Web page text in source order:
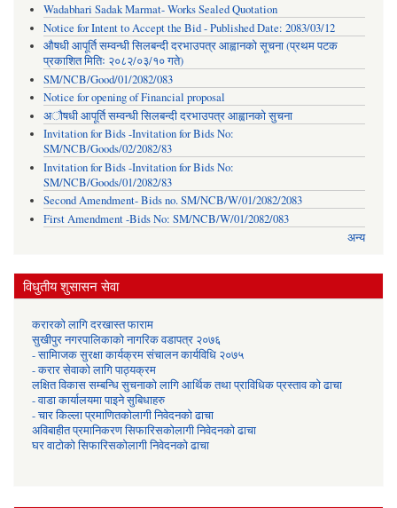
Wadabhari Sadak Marmat- Works Sealed Quotation
Notice for Intent to Accept the Bid - Published Date: 2083/03/12
औषधी आपूर्ति सम्वन्धी सिलबन्दी दरभाउपत्र आह्वानको सूचना (प्रथम पटक
प्रकाशित मितिः २०८२/०३/१० गते)
SM/NCB/Good/01/2082/083
Notice for opening of Financial proposal
अौषधी आपूर्ति सम्वन्धी सिलबन्दी दरभाउपत्र आह्वानको सुचना
Invitation for Bids -Invitation for Bids No:
SM/NCB/Goods/02/2082/83
Invitation for Bids -Invitation for Bids No:
SM/NCB/Goods/01/2082/83
Second Amendment- Bids no. SM/NCB/W/01/2082/2083
First Amendment -Bids No: SM/NCB/W/01/2082/083
अन्य
विधुतीय शुसासन सेवा
करारको लागि दरखास्त फाराम
सुखीपुर नगरपालिकाको नागरिक वडापत्र २०७६
- सामािजक सुरक्षा कार्यक्रम संचालन कार्यविधि २०७५
- करार सेवाको लागि पाठ्यक्रम
लक्षित विकास सम्बन्धि सुचनाको लागि आर्थिक तथा प्राविधिक प्रस्ताव को ढाचा
- वाडा कार्यालयमा पाइने सुबिधाहरु
- चार किल्ला प्रमाणितकोलागी निवेदनको ढाचा
अविबाहीत प्रमानिकरण सिफारिसकोलागी निवेदनको ढाचा
घर वाटोको सिफारिसकोलागी निवेदनको ढाचा